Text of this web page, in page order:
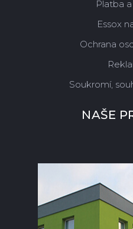
Platba
Essox
Ochrana
Soukromí,
NAŠE